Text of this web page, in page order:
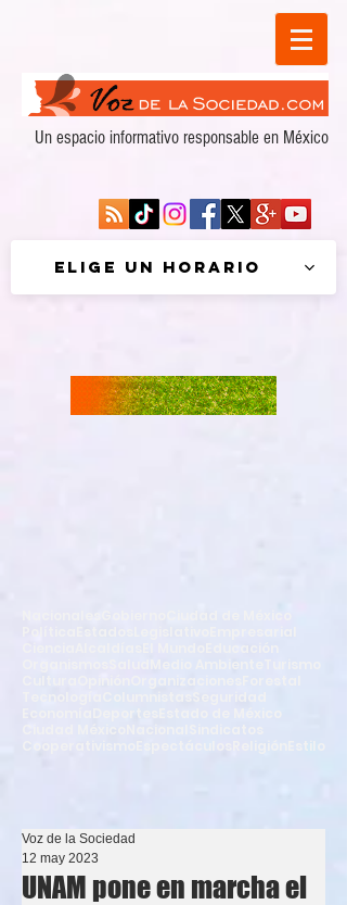
Un espacio informativo responsable en México
Elige un horario
Ciudad de México
Deportes
Estilo
UNAM pone en marcha el
Voz de la Sociedad
12 may 2023